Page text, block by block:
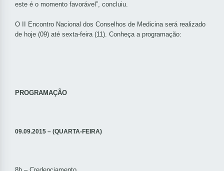
este é o momento favorável”, concluiu.
O II Encontro Nacional dos Conselhos de Medicina será realizado
de hoje (09) até sexta-feira (11). Conheça a programação:
PROGRAMAÇÃO
09.09.2015 – (QUARTA-FEIRA)